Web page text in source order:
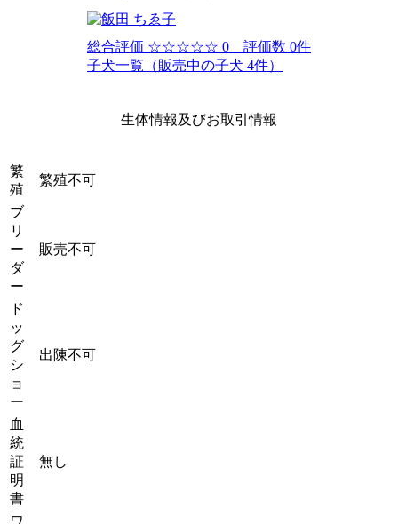
総合評価 ☆☆☆☆☆ 0 評価数 0件
子犬一覧（販売中の子犬 4件）
生体情報及びお取引情報
繁
殖
繁殖不可
ブ
リ
ー
ダ
ー
販売不可
ド
ッ
グ
シ
ョ
ー
出陳不可
血
統
証
明
書
無し
ワ